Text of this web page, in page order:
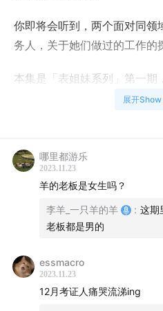
你即将会听到，两个面对同领
务人，关于她们做过的工作的
本集是「表姐妹系列」第一期
和小妹。《不远不近》的两位
【聊了什么】
苏苏的第一份工作：
大学选财务专业，都是
去大公司，主要靠攀关
10:15 毕业和远程办公无缝连
冬季+20点后不能出门的宵禁
展开
哪里都游乐
2023.11.23
羊的老板是女生吗？
李羊_一只羊的羊 : 这期
老板都是男的
essmacro
2023.11.23
12月考证人痛哭流涕ing